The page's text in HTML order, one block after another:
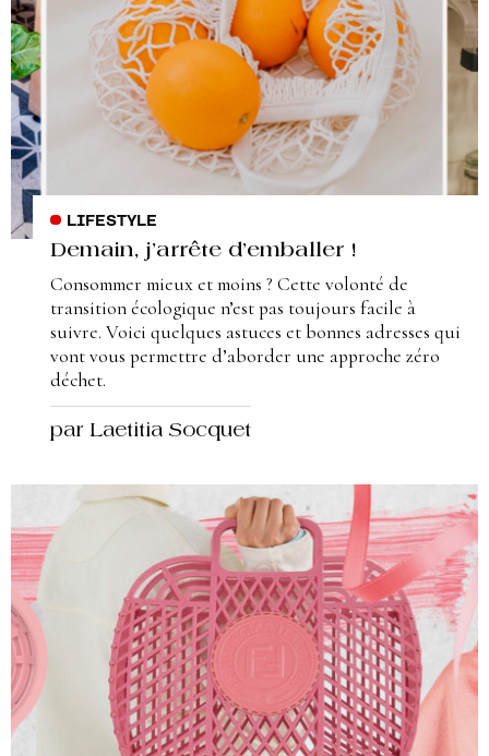
LIFESTYLE
Demain, j’arrête d’emballer !
Consommer mieux et moins ? Cette volonté de
transition écologique n’est pas toujours facile à
suivre. Voici quelques astuces et bonnes adresses qui
vont vous permettre d’aborder une approche zéro
déchet.
par Laetitia Socquet